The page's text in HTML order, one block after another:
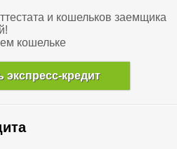
и кошельков заемщика
кошельке
экспресс-кредит